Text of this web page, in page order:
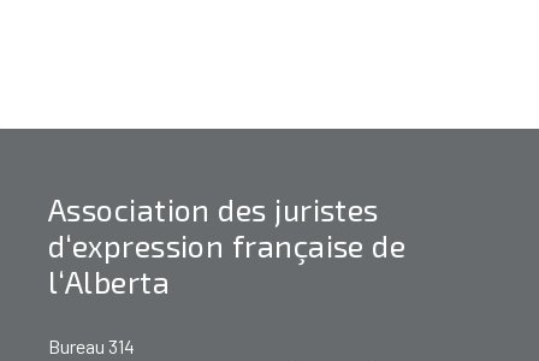
Association des juristes
d‘expression française de
l‘Alberta
Bureau 314